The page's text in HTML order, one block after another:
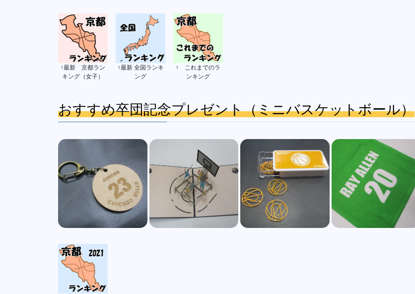
↑最新 京都ラン
キング（女子）
↑最新 全国ランキ
ング
↑ これまでのラ
ンキング
おすすめ卒団記念プレゼント（ミニバスケットボール）